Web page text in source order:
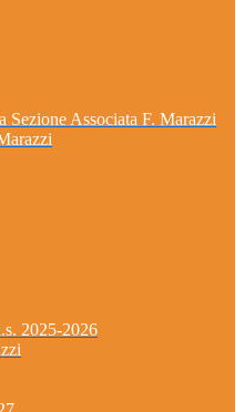
Sezione Associata F. Marazzi
2025-2026